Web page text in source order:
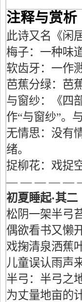
注释与赏析
此诗又名《闲
梅子：一种味
软齿牙：一作
芭蕉分绿：芭
与窗纱：《四
作“与窗纱”。
无情思：没有
绪。
捉柳花：戏捉
— — — — —
初夏睡起·其二
松阴一架半弓苔
偶欲看书又懒开
戏掬清泉洒蕉叶
儿童误认雨声来
半弓：半弓之
为丈量地亩的